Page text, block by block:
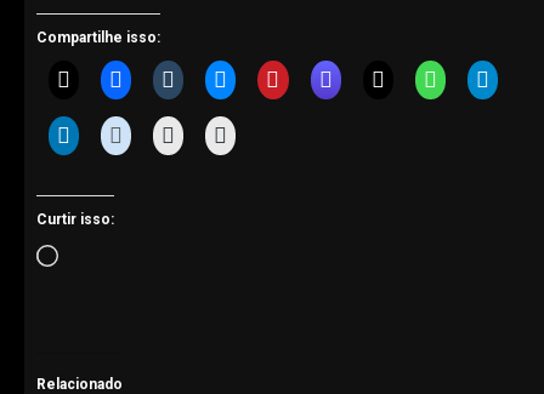
Compartilhe isso:
Curtir isso:
Relacionado